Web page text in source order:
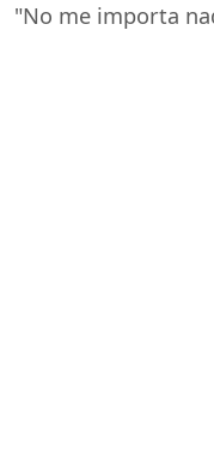
"No me importa